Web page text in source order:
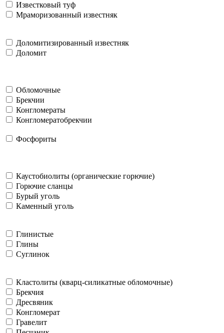
Известковый туф
Мраморизованный известняк
Доломитизированный известняк
Доломит
Обломочные
Брекчии
Конгломераты
Конгломератобрекчии
Фосфориты
Каустобиолиты (органические горючие)
Горючие сланцы
Бурый уголь
Каменный уголь
Глинистые
Глины
Суглинок
Кластолиты (кварц-силикатные обломочные)
Брекчия
Дресвяник
Конгломерат
Гравелит